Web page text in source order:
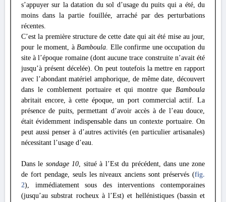
s’appuyer sur la datation du sol d’usage du puits qui a été, du
moins dans la partie fouillée, arraché par des perturbations
récentes.
C’est la première structure de cette date qui ait été mise au jour,
pour le moment, àBamboula. Elle confirme une occupation du
site à l’époque romaine (dont aucune trace construite n’avait été
jusqu’à présent décelée). On peut toutefois la mettre en rapport
avec l’abondant matériel amphorique, de même date, découvert
dans le comblement portuaire et qui montre que Bamboula
abritait encore, à cette époque, un port commercial actif. La
présence de puits, permettant d’avoir accès à de l’eau douce,
était évidemment indispensable dans un contexte portuaire. On
peut aussi penser à d’autres activités (en particulier artisanales)
nécessitant l’usage d’eau.
Dans le sondage 10, situé à l’Est du précédent, dans une zone
de fort pendage, seuls les niveaux anciens sont préservés (fig.
2), immédiatement sous des interventions contemporaines
(jusqu’au substrat rocheux à l’Est) et hellénistiques (bassin et